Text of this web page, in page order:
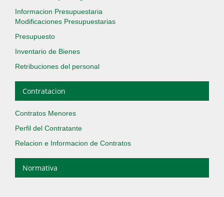
Informacion Presupuestaria
Modificaciones Presupuestarias
Presupuesto
Inventario de Bienes
Retribuciones del personal
Contratacion
Contratos Menores
Perfil del Contratante
Relacion e Informacion de Contratos
Normativa